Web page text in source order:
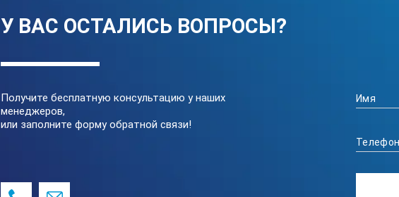
20-100 мм: 3 мкм
Барабан и стебель с матовым хромовым покрытием,
У ВАС ОСТАЛИСЬ ВОПРОСЫ?
Получите бесплатную консультацию у наших
менеджеров,
или заполните форму обратной связи!